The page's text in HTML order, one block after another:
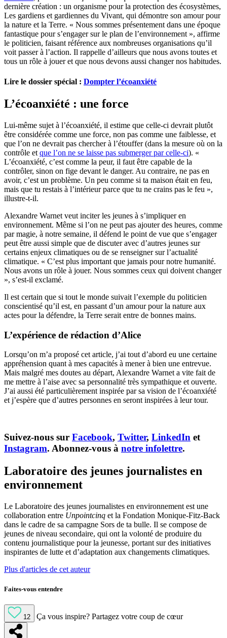
dernière création : un organisme pour la protection des écosystèmes,
Les gardiens et gardiennes du Vivant, qui démontre son amour pour
la nature et la Terre. « Nous sommes présentement dans une époque
fantastique pour s’engager sur le plan de l’environnement », affirme
le politicien, faisant référence aux nombreuses organisations qu’il
voit passer à l’action. Il rappelle d’ailleurs que nous avons toutes et
tous un rôle à jouer et que nous devons aussi changer nos habitudes.
Lire le dossier spécial : Dompter l’écoanxiété
L’écoanxiété : une force
Lui-même sujet à l’écoanxiété, il estime que celle-ci devrait plutôt
être considérée comme une force, non pas comme une faiblesse, et
que l’on ne devrait pas chercher à l’étouffer (dans la mesure où on la
contrôle et que l’on ne se laisse pas submerger par celle-ci). «
L’écoanxiété, c’est comme la peur, il faut être capable de la
contrôler, sinon on fige devant le danger. Au contraire, ne pas en
avoir, c’est un problème. Un peu comme si ta maison était en feu,
mais que tu restais à l’intérieur parce que tu ne crains pas le feu »,
illustre-t-il.
Alexandre Warnet veut inciter les jeunes à s’impliquer en
environnement. Même si l’on ne peut pas ajouter des heures, comme
par magie, à notre semaine, il défend le point de vue que s’engager
peut être aussi simple que de discuter avec d’autres jeunes sur
certains enjeux climatiques ou de se renseigner sur l’actualité
climatique. « C’est plus important que jamais pour notre humanité.
Nous avons un rôle à jouer. Nous sommes ceux qui doivent changer
», s’est-il exclamé.
Il est certain que si tout le monde suivait l’exemple du politicien
conscientisé qu’il est, en passant d’un amour pour la nature aux
actes pour la défendre, la Terre serait entre de bonnes mains.
L’expérience de rédaction d’Alice
Lorsqu’on m’a proposé cet article, j’ai tout d’abord eu une certaine
appréhension quant à mes capacités à mener à bien une entrevue.
Mais malgré mes doutes au départ, Alexandre Warnet a vite fait de
me mettre à l’aise avec sa personnalité très sympathique et ouverte.
J’ai aussi été particulièrement inspirée par sa vision de l’écoanxiété
et j’espère que d’autres personnes en seront inspirées à leur tour.
Suivez-nous sur Facebook, Twitter, LinkedIn et
Instagram. Abonnez-vous à notre infolettre.
Laboratoire des jeunes journalistes en
environnement
Le Laboratoire des jeunes journalistes en environnement est une
collaboration entre Unpointcinq et la Fondation Monique-Fitz-Back
dans le cadre de sa campagne Sors de ta bulle. Il se compose de
jeunes de niveau secondaire, qui ont la volonté de produire du
contenu journalistique pour la jeunesse, portant sur des initiatives
inspirantes de lutte et d’adaptation aux changements climatiques.
Plus d'articles de cet auteur
Faites-vous entendre
12 Ça vous inspire? Partagez votre coup de cœur